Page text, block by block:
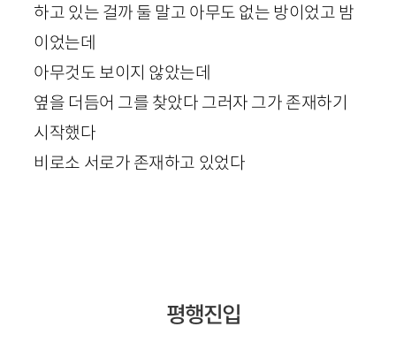
하고 있는 걸까 둘 말고 아무도 없는 방이었고 밤
이었는데
아무것도 보이지 않았는데
옆을 더듬어 그를 찾았다 그러자 그가 존재하기
시작했다
비로소 서로가 존재하고 있었다
평행진입